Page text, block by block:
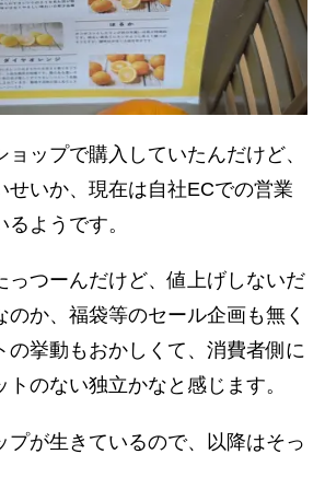
ップで購入していたんだけど、
せいか、現在は自社ECでの営業
ようです。
っつーんだけど、値上げしないだ
のか、福袋等のセール企画も無く
の挙動もおかしくて、消費者側に
のない独立かなと感じます。
プが生きているので、以降はそっ